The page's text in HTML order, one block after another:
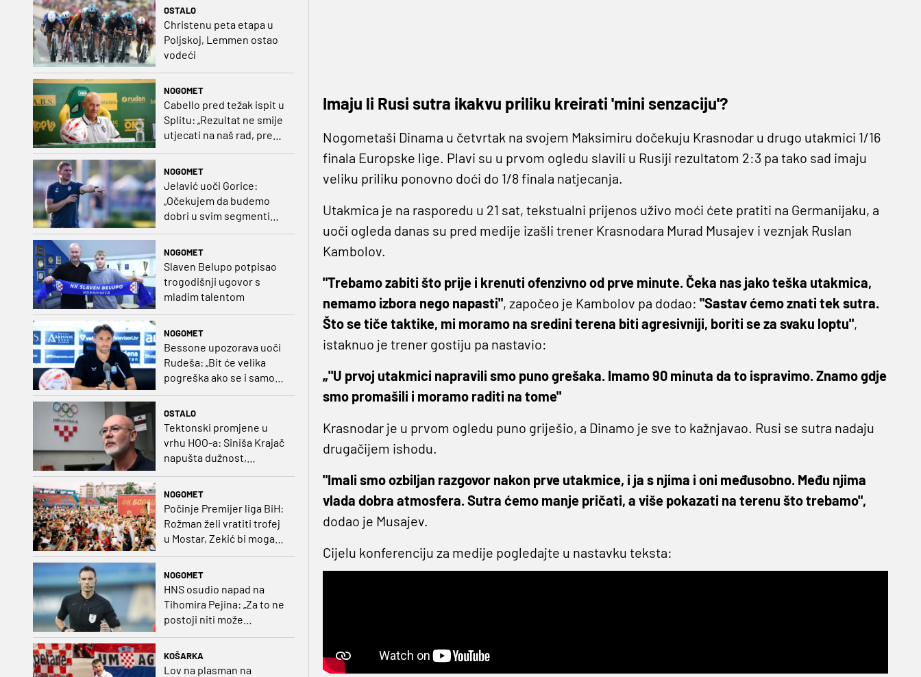
OSTALO
Christenu peta etapa u
Poljskoj, Lemmen ostao
vodeći
NOGOMET
Cabello pred težak ispit u
Splitu: „Rezultat ne smije
utjecati na naš rad, pred
NOGOMET
Jelavić uoči Gorice:
„Očekujem da budemo
dobri u svim segmentima
igre i pobjedu“
NOGOMET
Slaven Belupo potpisao
trogodišnji ugovor s
mladim talentom
NOGOMET
Bessone upozorava uoči
Rudeša: „Bit će velika
pogreška ako se i samo
OSTALO
Tektonski promjene u
vrhu HOO-a: Siniša Krajač
napušta dužnost,
NOGOMET
Počinje Premijer liga BiH:
Rožman želi vratiti trofej
u Mostar, Zekić bi mogao
biti iznenađenje
NOGOMET
HNS osudio napad na
Tihomira Pejina: „Za to ne
postoji niti može
KOŠARKA
Lov na plasman na
Imaju li Rusi sutra ikakvu priliku kreirati 'mini senzaciju'?
Nogometaši Dinama u četvrtak na svojem Maksimiru dočekuju Krasnodar u drugo utakmici 1/16
finala Europske lige. Plavi su u prvom ogledu slavili u Rusiji rezultatom 2:3 pa tako sad imaju
veliku priliku ponovno doći do 1/8 finala natjecanja.
Utakmica je na rasporedu u 21 sat, tekstualni prijenos uživo moći ćete pratiti na Germanijaku, a
uoči ogleda danas su pred medije izašli trener Krasnodara Murad Musajev i veznjak Ruslan
Kambolov.
"Trebamo zabiti što prije i krenuti ofenzivno od prve minute. Čeka nas jako teška utakmica,
nemamo izbora nego napasti", započeo je Kambolov pa dodao: "Sastav ćemo znati tek sutra.
Što se tiče taktike, mi moramo na sredini terena biti agresivniji, boriti se za svaku loptu",
istaknuo je trener gostiju pa nastavio:
„"U prvoj utakmici napravili smo puno grešaka. Imamo 90 minuta da to ispravimo. Znamo gdje
smo promašili i moramo raditi na tome"
Krasnodar je u prvom ogledu puno griješio, a Dinamo je sve to kažnjavao. Rusi se sutra nadaju
drugačijem ishodu.
"Imali smo ozbiljan razgovor nakon prve utakmice, i ja s njima i oni međusobno. Među njima
vlada dobra atmosfera. Sutra ćemo manje pričati, a više pokazati na terenu što trebamo",
dodao je Musajev.
Cijelu konferenciju za medije pogledajte u nastavku teksta: